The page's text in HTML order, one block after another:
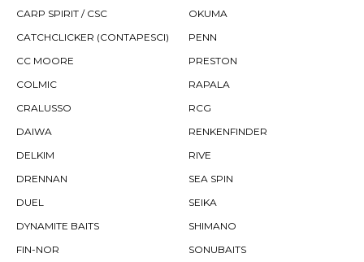
CARP SPIRIT / CSC
CATCHCLICKER (CONTAPESCI)
CC MOORE
COLMIC
CRALUSSO
DAIWA
DELKIM
DRENNAN
DUEL
DYNAMITE BAITS
FIN-NOR
OKUMA
PENN
PRESTON
RAPALA
RCG
RENKENFINDER
RIVE
SEA SPIN
SEIKA
SHIMANO
SONUBAITS